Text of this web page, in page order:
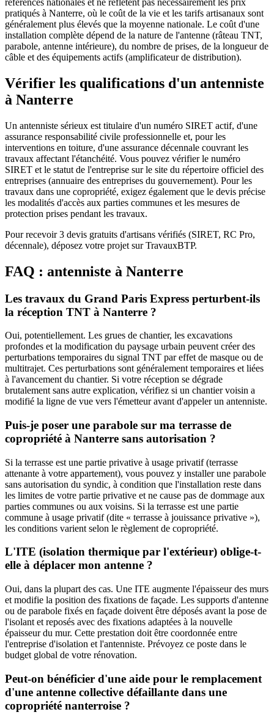
pratiqués à Nanterre, où le coût de la vie et les tarifs artisanaux sont
généralement plus élevés que la moyenne nationale. Le coût d'une
installation complète dépend de la nature de l'antenne (râteau TNT,
parabole, antenne intérieure), du nombre de prises, de la longueur de
câble et des équipements actifs (amplificateur de distribution).
Vérifier les qualifications d'un antenniste
à Nanterre
Un antenniste sérieux est titulaire d'un numéro SIRET actif, d'une
assurance responsabilité civile professionnelle et, pour les
interventions en toiture, d'une assurance décennale couvrant les
travaux affectant l'étanchéité. Vous pouvez vérifier le numéro
SIRET et le statut de l'entreprise sur le site du répertoire officiel des
entreprises (annuaire des entreprises du gouvernement). Pour les
travaux dans une copropriété, exigez également que le devis précise
les modalités d'accès aux parties communes et les mesures de
protection prises pendant les travaux.
Pour recevoir 3 devis gratuits d'artisans vérifiés (SIRET, RC Pro,
décennale), déposez votre projet sur TravauxBTP.
FAQ : antenniste à Nanterre
Les travaux du Grand Paris Express perturbent-ils
la réception TNT à Nanterre ?
Oui, potentiellement. Les grues de chantier, les excavations
profondes et la modification du paysage urbain peuvent créer des
perturbations temporaires du signal TNT par effet de masque ou de
multitrajet. Ces perturbations sont généralement temporaires et liées
à l'avancement du chantier. Si votre réception se dégrade
brutalement sans autre explication, vérifiez si un chantier voisin a
modifié la ligne de vue vers l'émetteur avant d'appeler un antenniste.
Puis-je poser une parabole sur ma terrasse de
copropriété à Nanterre sans autorisation ?
Si la terrasse est une partie privative à usage privatif (terrasse
attenante à votre appartement), vous pouvez y installer une parabole
sans autorisation du syndic, à condition que l'installation reste dans
les limites de votre partie privative et ne cause pas de dommage aux
parties communes ou aux voisins. Si la terrasse est une partie
commune à usage privatif (dite « terrasse à jouissance privative »),
les conditions varient selon le règlement de copropriété.
L'ITE (isolation thermique par l'extérieur) oblige-t-
elle à déplacer mon antenne ?
Oui, dans la plupart des cas. Une ITE augmente l'épaisseur des murs
et modifie la position des fixations de façade. Les supports d'antenne
ou de parabole fixés en façade doivent être déposés avant la pose de
l'isolant et reposés avec des fixations adaptées à la nouvelle
épaisseur du mur. Cette prestation doit être coordonnée entre
l'entreprise d'isolation et l'antenniste. Prévoyez ce poste dans le
budget global de votre rénovation.
Peut-on bénéficier d'une aide pour le remplacement
d'une antenne collective défaillante dans une
copropriété nanterroise ?